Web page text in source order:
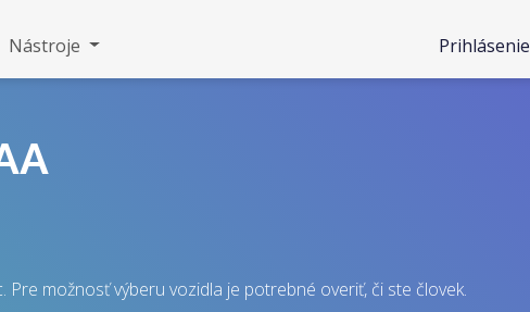
Nástroje Prihlásenie
Pre možnosť výberu vozidla je potrebné overiť, či ste človek.